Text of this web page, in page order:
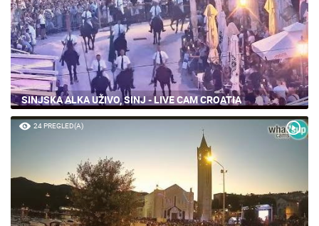
SINJSKA ALKA UŽIVO, SINJ - LIVE CAM CROATIA
24 PREGLED(A)